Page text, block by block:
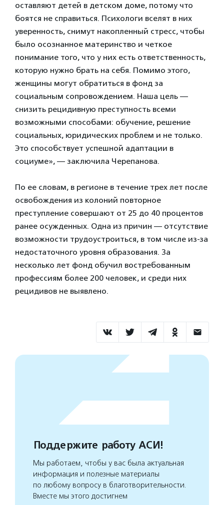
оставляют детей в детском доме, потому что
боятся не справиться. Психологи вселят в них
уверенность, снимут накопленный стресс, чтобы
было осознанное материнство и четкое
понимание того, что у них есть ответственность,
которую нужно брать на себя. Помимо этого,
женщины могут обратиться в фонд за
социальным сопровождением. Наша цель —
снизить рецидивную преступность всеми
возможными способами: обучение, решение
социальных, юридических проблем и не только.
Это способствует успешной адаптации в
социуме», — заключила Черепанова.
По ее словам, в регионе в течение трех лет после
освобождения из колоний повторное
преступление совершают от 25 до 40 процентов
ранее осужденных. Одна из причин — отсутствие
возможности трудоустроиться, в том числе из-за
недостаточного уровня образования. За
несколько лет фонд обучил востребованным
профессиям более 200 человек, и среди них
рецидивов не выявлено.
Поддержите работу АСИ!
Мы работаем, чтобы у вас была актуальная
информация и полезные материалы
по любому вопросу в благотворительности.
Вместе мы этого достигнем